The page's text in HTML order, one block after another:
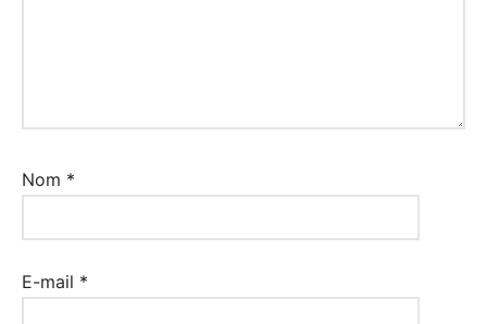
Nom *
E-mail *